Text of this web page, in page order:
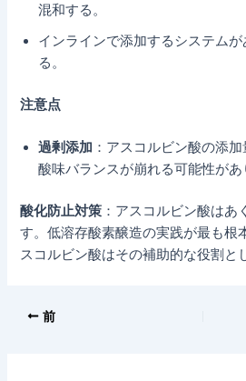
混和する。
インラインで添加するシステム
る。
注意点
過剰添加 ：アスコルビン酸の添
酸味バランスが崩れる可能性があ
酸化防止対策 ：アスコルビン酸は
す。低溶存酸素醸造の実践が最も根
スコルビン酸はその補助的な役割と
前